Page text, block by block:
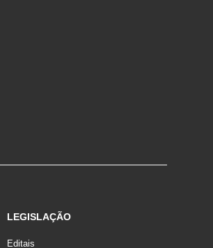
LEGISLAÇÃO
Editais